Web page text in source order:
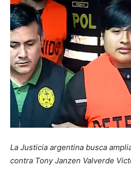
La Justicia argentina busca
contra Tony Janzen Valverde